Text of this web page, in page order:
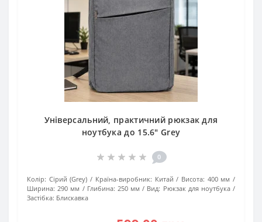
Універсальний, практичний рюкзак для
ноутбука до 15.6" Grey
0
Колір: Сірий (Grey) Країна-виробник: Китай Висота: 400 мм
Ширина: 290 мм Глибина: 250 мм Вид: Рюкзак для ноутбука
Застібка: Блискавка